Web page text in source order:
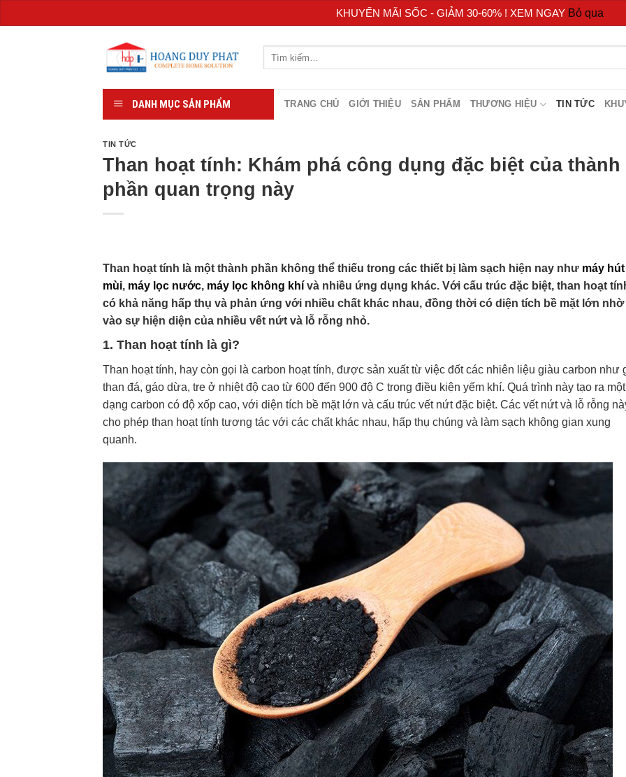
KHUYẾN MÃI SỐC - GIẢM 30-60% ! XEM NGAY Bỏ qua
DANH MỤC SẢN PHẨM TRANG CHỦ GIỚI THIỆU SẢN PHẨM THƯƠNG HIỆU TIN TỨC
TIN TỨC
Than hoạt tính: Khám phá công dụng đặc biệt của thành
phần quan trọng này
Than hoạt tính là một thành phần không thể thiếu trong các thiết bị làm sạch hiện nay như máy hút
mùi, máy lọc nước, máy lọc không khí và nhiều ứng dụng khác. Với cấu trúc đặc biệt, than hoạt
có khả năng hấp thụ và phản ứng với nhiều chất khác nhau, đồng thời có diện tích bề mặt lớn nhờ
vào sự hiện diện của nhiều vết nứt và lỗ rỗng nhỏ.
1. Than hoạt tính là gì?
Than hoạt tính, hay còn gọi là carbon hoạt tính, được sản xuất từ việc đốt các nhiên liệu giàu carbon như
than đá, gáo dừa, tre ở nhiệt độ cao từ 600 đến 900 độ C trong điều kiện yếm khí. Quá trình này tạo ra một
dạng carbon có độ xốp cao, với diện tích bề mặt lớn và cấu trúc vết nứt đặc biệt. Các vết nứt và lỗ rỗng
cho phép than hoạt tính tương tác với các chất khác nhau, hấp thụ chúng và làm sạch không gian xung
quanh.